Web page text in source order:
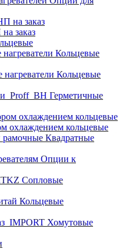
заказ
Кольцевые
Кольцевые
Герметичные
охлаждением кольцевые
Квадратные
Опции к
Cопловые
Кольцевые
Хомутовые